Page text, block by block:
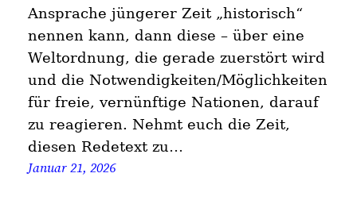
Ansprache jüngerer Zeit „historisch“
nennen kann, dann diese – über eine
Weltordnung, die gerade zuerstört wird
und die Notwendigkeiten/Möglichkeiten
für freie, vernünftige Nationen, darauf
zu reagieren. Nehmt euch die Zeit,
diesen Redetext zu…
Januar 21, 2026